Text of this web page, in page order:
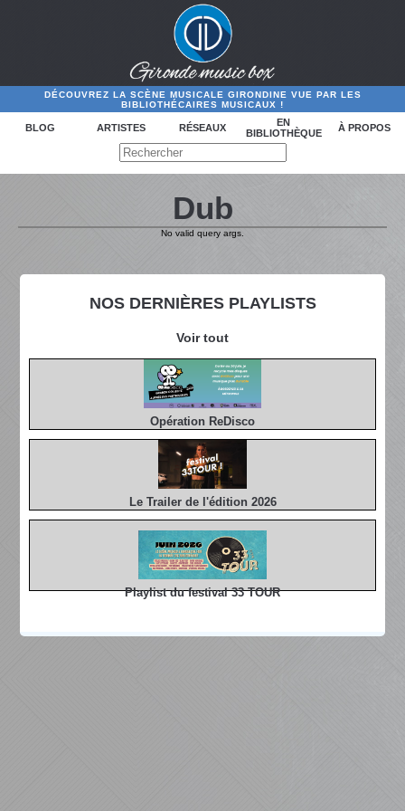
DÉCOUVREZ LA SCÈNE MUSICALE GIRONDINE VUE PAR LES
BIBLIOTHÉCAIRES MUSICAUX !
BLOG ARTISTES RÉSEAUX
EN
BIBLIOTHÈQUE
À PROPOS
NOS DERNIÈRES PLAYLISTS
Voir tout
Opération ReDisco
Le Trailer de l'édition 2026
Playlist du festival 33 TOUR
Dub
No valid query args.